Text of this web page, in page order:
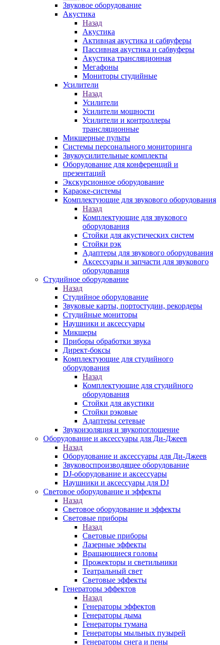
Звуковое оборудование
Акустика
Назад
Акустика
Активная акустика и сабвуферы
Пассивная акустика и сабвуферы
Акустика трансляционная
Мегафоны
Мониторы студийные
Усилители
Назад
Усилители
Усилители мощности
Усилители и контроллеры
трансляционные
Микшерные пульты
Системы персонального мониторинга
Звукоусилительные комплекты
Оборудование для конференций и
презентаций
Экскурсионное оборудование
Караоке-системы
Комплектующие для звукового оборудования
Назад
Комплектующие для звукового
оборудования
Стойки для акустических систем
Стойки рэк
Адаптеры для звукового оборудования
Аксессуары и запчасти для звукового
оборудования
Студийное оборудование
Назад
Студийное оборудование
Звуковые карты, портостудии, рекордеры
Студийные мониторы
Наушники и аксессуары
Микшеры
Приборы обработки звука
Директ-боксы
Комплектующие для студийного
оборудования
Назад
Комплектующие для студийного
оборудования
Стойки для акустики
Стойки рэковые
Адаптеры сетевые
Звукоизоляция и звукопоглощение
Оборудование и аксессуары для Ди-Джеев
Назад
Оборудование и аксессуары для Ди-Джеев
Звуковоспроизводящее оборудование
DJ-оборудование и аксессуары
Наушники и аксессуары для DJ
Световое оборудование и эффекты
Назад
Световое оборудование и эффекты
Световые приборы
Назад
Световые приборы
Лазерные эффекты
Вращающиеся головы
Прожекторы и светильники
Театральный свет
Световые эффекты
Генераторы эффектов
Назад
Генераторы эффектов
Генераторы дыма
Генераторы тумана
Генераторы мыльных пузырей
Генераторы снега и пены